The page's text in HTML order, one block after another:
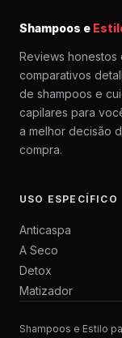
Shampoos e
Reviews honestos
comparativos
de shampoos e
capilares para
a melhor decisão
compra.
USO ESPECÍFICO
Anticaspa
A Seco
Detox
Matizador
Shampoos e Estilo